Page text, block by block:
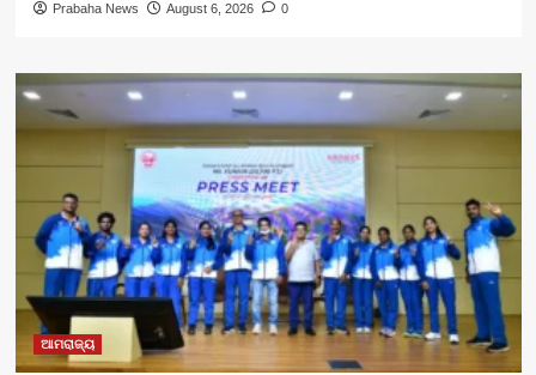
Prabaha News August 6, 2026 0
ଆମରାଜ୍ୟ